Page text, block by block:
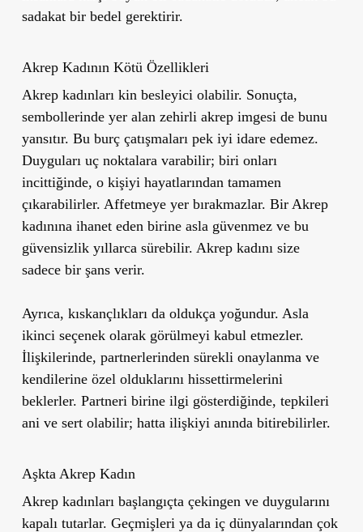
sadakat bir bedel gerektirir.
Akrep Kadının Kötü Özellikleri
Akrep kadınları kin besleyici olabilir. Sonuçta,
sembollerinde yer alan zehirli akrep imgesi de bunu
yansıtır. Bu burç çatışmaları pek iyi idare edemez.
Duyguları uç noktalara varabilir; biri onları
incittiğinde, o kişiyi hayatlarından tamamen
çıkarabilirler. Affetmeye yer bırakmazlar. Bir Akrep
kadınına ihanet eden birine asla güvenmez ve bu
güvensizlik yıllarca sürebilir. Akrep kadını size
sadece bir şans verir.
Ayrıca, kıskançlıkları da oldukça yoğundur. Asla
ikinci seçenek olarak görülmeyi kabul etmezler.
İlişkilerinde, partnerlerinden sürekli onaylanma ve
kendilerine özel olduklarını hissettirmelerini
beklerler. Partneri birine ilgi gösterdiğinde, tepkileri
ani ve sert olabilir; hatta ilişkiyi anında bitirebilirler.
Aşkta Akrep Kadın
Akrep kadınları başlangıçta çekingen ve duygularını
kapalı tutarlar. Geçmişleri ya da iç dünyalarından çok